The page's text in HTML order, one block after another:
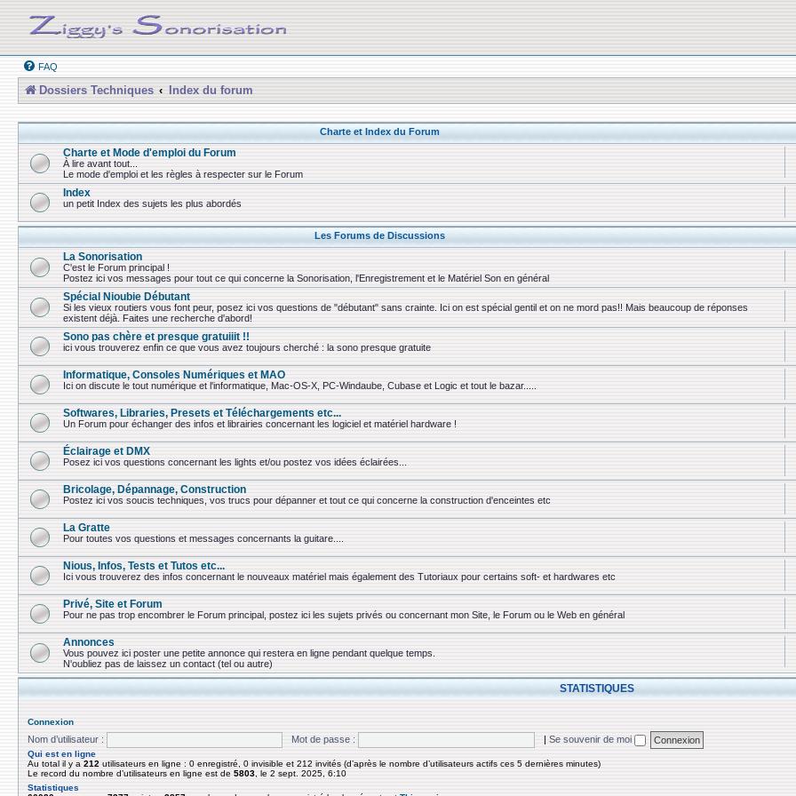
FAQ
Dossiers Techniques Index du forum
Charte et Index du Forum
Charte et Mode d'emploi du Forum
À lire avant tout...
Le mode d'emploi et les règles à respecter sur le Forum
Index
un petit Index des sujets les plus abordés
Les Forums de Discussions
La Sonorisation
C'est le Forum principal !
Postez ici vos messages pour tout ce qui concerne la Sonorisation, l'Enregistrement et le Matériel Son en général
Spécial Nioubie Débutant
Si les vieux routiers vous font peur, posez ici vos questions de "débutant" sans crainte. Ici on est spécial gentil et on ne mord pas!! Mais beaucoup de réponses
existent déjà. Faites une recherche d'abord!
Sono pas chère et presque gratuiiit !!
ici vous trouverez enfin ce que vous avez toujours cherché : la sono presque gratuite
Informatique, Consoles Numériques et MAO
Ici on discute le tout numérique et l'informatique, Mac-OS-X, PC-Windaube, Cubase et Logic et tout le bazar.....
Softwares, Libraries, Presets et Téléchargements etc...
Un Forum pour échanger des infos et librairies concernant les logiciel et matériel hardware !
Éclairage et DMX
Posez ici vos questions concernant les lights et/ou postez vos idées éclairées...
Bricolage, Dépannage, Construction
Postez ici vos soucis techniques, vos trucs pour dépanner et tout ce qui concerne la construction d'enceintes etc
La Gratte
Pour toutes vos questions et messages concernants la guitare....
Nious, Infos, Tests et Tutos etc...
Ici vous trouverez des infos concernant le nouveaux matériel mais également des Tutoriaux pour certains soft- et hardwares etc
Privé, Site et Forum
Pour ne pas trop encombrer le Forum principal, postez ici les sujets privés ou concernant mon Site, le Forum ou le Web en général
Annonces
Vous pouvez ici poster une petite annonce qui restera en ligne pendant quelque temps.
N'oubliez pas de laissez un contact (tel ou autre)
STATISTIQUES
Connexion
Nom d’utilisateur : Mot de passe : | Se souvenir de moi
Qui est en ligne
Au total il y a 212 utilisateurs en ligne : 0 enregistré, 0 invisible et 212 invités (d’après le nombre d’utilisateurs actifs ces 5 dernières minutes)
Le record du nombre d’utilisateurs en ligne est de 5803 , le 2 sept. 2025, 6:10
Statistiques